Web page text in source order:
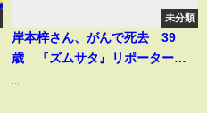
未分類
岸本梓さん、がんで死去 39
歳 『ズムサタ』リポーターと